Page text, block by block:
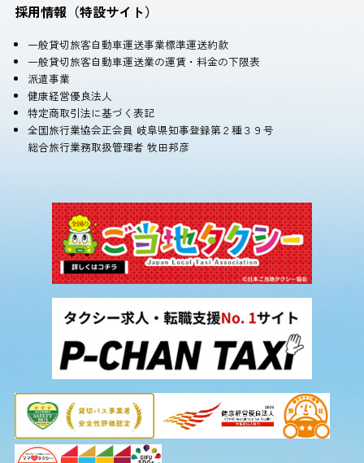
採用情報（特設サイト）
一般貸切旅客自動車運送事業標準運送約款
一般貸切旅客自動車運送業の運賃・料金の下限表
派遣事業
健康経営優良法人
特定商取引法に基づく表記
全国旅行業協会正会員 岐阜県知事登録第２種３９号
総合旅行業務取扱管理者 牧田邦彦